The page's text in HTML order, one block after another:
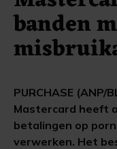
banden
PURCHASE (ANP/
Mastercard heeft
betalingen op
verwerken. Het